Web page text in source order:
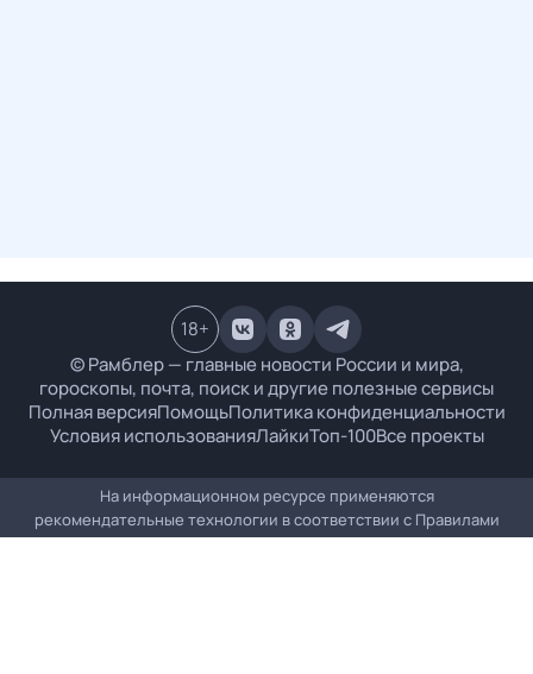
© Рамблер — главные новости России и мира,
гороскопы, почта, поиск и другие полезные сервисы
Полная версияПомощьПолитика конфиденциальности
Условия использованияЛайкиТоп-100Все проекты
18+
На информационном ресурсе применяются
рекомендательные технологии в соответствии с Правилами